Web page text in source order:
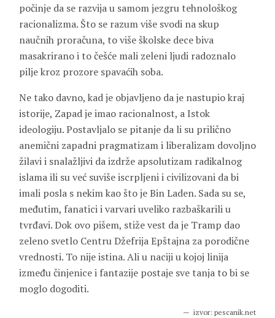
počinje da se razvija u samom jezgru tehnološkog
racionalizma. Što se razum više svodi na skup
naučnih proračuna, to više školske dece biva
masakrirano i to češće mali zeleni ljudi radoznalo
pilje kroz prozore spavaćih soba.
Ne tako davno, kad je objavljeno da je nastupio kraj
istorije, Zapad je imao racionalnost, a Istok
ideologiju. Postavljalo se pitanje da li su prilično
anemični zapadni pragmatizam i liberalizam dovoljno
žilavi i snalažljivi da izdrže apsolutizam radikalnog
islama ili su već suviše iscrpljeni i civilizovani da bi
imali posla s nekim kao što je Bin Laden. Sada su se,
međutim, fanatici i varvari uveliko razbaškarili u
tvrđavi. Dok ovo pišem, stiže vest da je Tramp dao
zeleno svetlo Centru Džefrija Epštajna za porodične
vrednosti. To nije istina. Ali u naciji u kojoj linija
između činjenice i fantazije postaje sve tanja to bi se
moglo dogoditi.
izvor: pescanik.net